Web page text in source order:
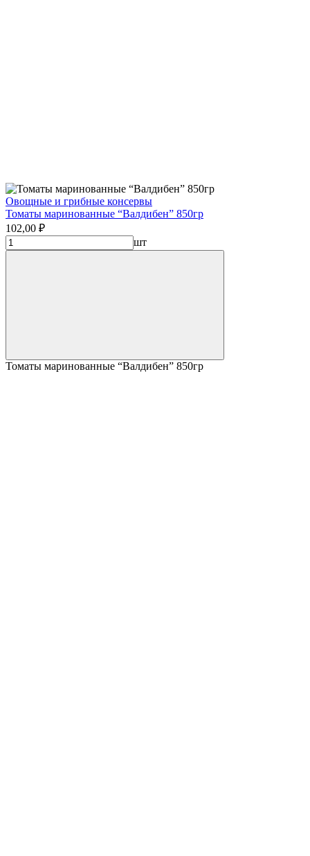
Овощные и грибные консервы
Томаты маринованные “Валдибен” 850гр
102,00 ₽
шт
Томаты маринованные “Валдибен” 850гр